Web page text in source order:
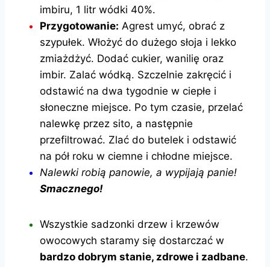
imbiru, 1 litr wódki 40%.
Przygotowanie: Agrest umyć, obrać z
szypułek. Włożyć do dużego słoja i lekko
zmiażdżyć. Dodać cukier, wanilię oraz
imbir. Zalać wódką. Szczelnie zakręcić i
odstawić na dwa tygodnie w ciepłe i
słoneczne miejsce. Po tym czasie, przelać
nalewkę przez sito, a następnie
przefiltrować. Zlać do butelek i odstawić
na pół roku w ciemne i chłodne miejsce.
Nalewki robią panowie, a wypijają panie!
Smacznego!
Wszystkie sadzonki drzew i krzewów
owocowych staramy się dostarczać w
bardzo dobrym stanie, zdrowe i zadbane.